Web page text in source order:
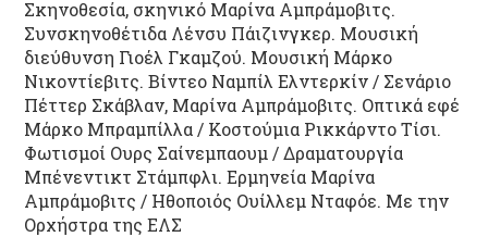
Σκηνοθεσία, σκηνικό Μαρίνα Αμπράμοβιτς.
Συνσκηνοθέτιδα Λένσυ Πάιζινγκερ. Μουσική
διεύθυνση Γιοέλ Γκαμζού. Μουσική Μάρκο
Νικοντίεβιτς. Βίντεο Ναμπίλ Ελντερκίν / Σενάριο
Πέττερ Σκάβλαν, Μαρίνα Αμπράμοβιτς. Οπτικά εφέ
Μάρκο Μπραμπίλλα / Κοστούμια Ρικκάρντο Τίσι.
Φωτισμοί Ουρς Σαίνεμπαουμ / Δραματουργία
Μπένεντικτ Στάμπφλι. Ερμηνεία Μαρίνα
Αμπράμοβιτς / Ηθοποιός Ουίλλεμ Νταφόε. Με την
Ορχήστρα της ΕΛΣ